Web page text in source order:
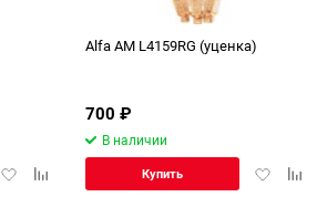
ДобавитьДобавить
Alfa AM L4159RG (уценка)
700 ₽
В наличии
Купить